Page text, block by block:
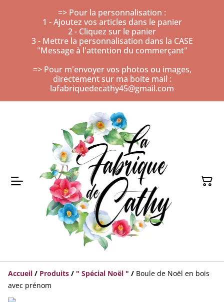
=> Pour la personnalisation :
1 - Ajoutez vos articles dans le panier
2 - Cliquez sur le panier
3 - Mettre la personnalisation dans la CASE
"Message à l'attention du commerçant"
=> Pour m'envoyer vos photos ou images,
directement sur ma boite mail :
lafabriquedecathy45@gmail.com
Accueil / Produits / " Spécial Noël " / Boule de Noël en bois
avec prénom